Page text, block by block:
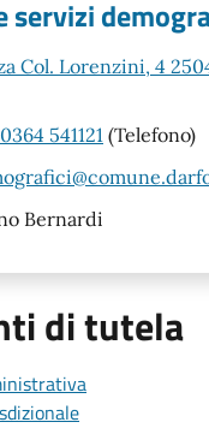
servizi
Col. Lorenzini, 4
541121(Telefono)
Bernardi
di tutela